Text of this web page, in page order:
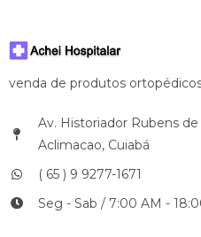
venda de produtos
Av. Historiador Rubens
Aclimacao, Cuiabá
( 65 ) 9 9277-1671
Seg - Sab / 7:00 AM -